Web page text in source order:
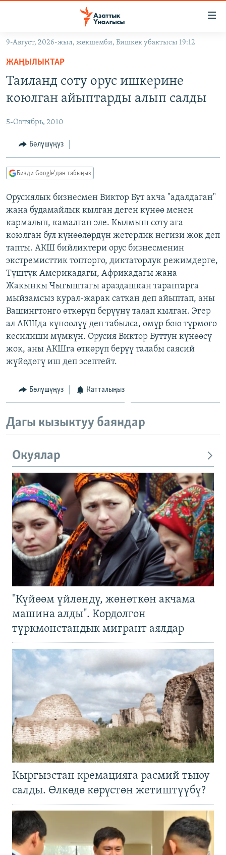
Навигацияга
өтүңүз
Издөөгө
салыңыз
ЭКОНОМИКА
МАДАНИЯТ
БОРБОР АЗИЯ
АТАЙЫН ИЛИКТӨӨ
ТВ ПРОГРАММАЛАР
ЭКСПЕРТТЕР ТАЛДАЙТ
БИЗ ЖАНА ДҮЙНӨ
ДАНИСТЕ
ЭЖЕ-СИҢДИЛЕР
ЫҢГАЙСЫЗ СУРООЛОР
ӨЗГӨЧӨ ПИКИР
Русский
ОНЛАЙН ШЕРИНЕ
ЭЕ/АРнун бардык сайттары
9-Август, 2026-жыл, жекшемби, Бишкек убактысы 19:12
ЖАҢЫЛЫКТАР
Таиланд соту орус ишкерине
коюлган айыптарды алып салды
5-Октябрь, 2010
Бөлүшүңүз
Бизди Google'дан табыңыз
Орусиялык бизнесмен Виктор Бут акча "адалдаган"
жана будамайлык кылган деген күнөө менен
кармалып, камалган эле. Кылмыш соту ага
коюлган бул күнөөлөрдүн жетерлик негизи жок деп
тапты. АКШ бийликтери орус бизнесменин
экстремисттик топторго, диктаторлук режимдерге,
Түштүк Америкадагы, Африкадагы жана
Жакынкы Чыгыштагы араздашкан тараптарга
мыйзамсыз курал-жарак саткан деп айыптап, аны
Вашингтонго өткөрүп берүүнү талап кылган. Эгер
ал АКШда күнөөлүү деп табылса, өмүр бою түрмөгө
кесилиши мүмкүн. Орусия Виктор Буттун күнөөсү
жок, аны АКШга өткөрүп берүү талабы саясий
жүйөдөгү иш деп эсептейт.
Бөлүшүңүз Катталыңыз
Дагы кызыктуу баяндар
Окуялар
"Күйөөм үйлөндү, жөнөткөн акчама
машина алды". Кордолгон
түркмөнстандык мигрант аялдар
Кыргызстан кремацияга расмий тыюу
салды. Өлкөдө көрүстөн жетиштүүбү?